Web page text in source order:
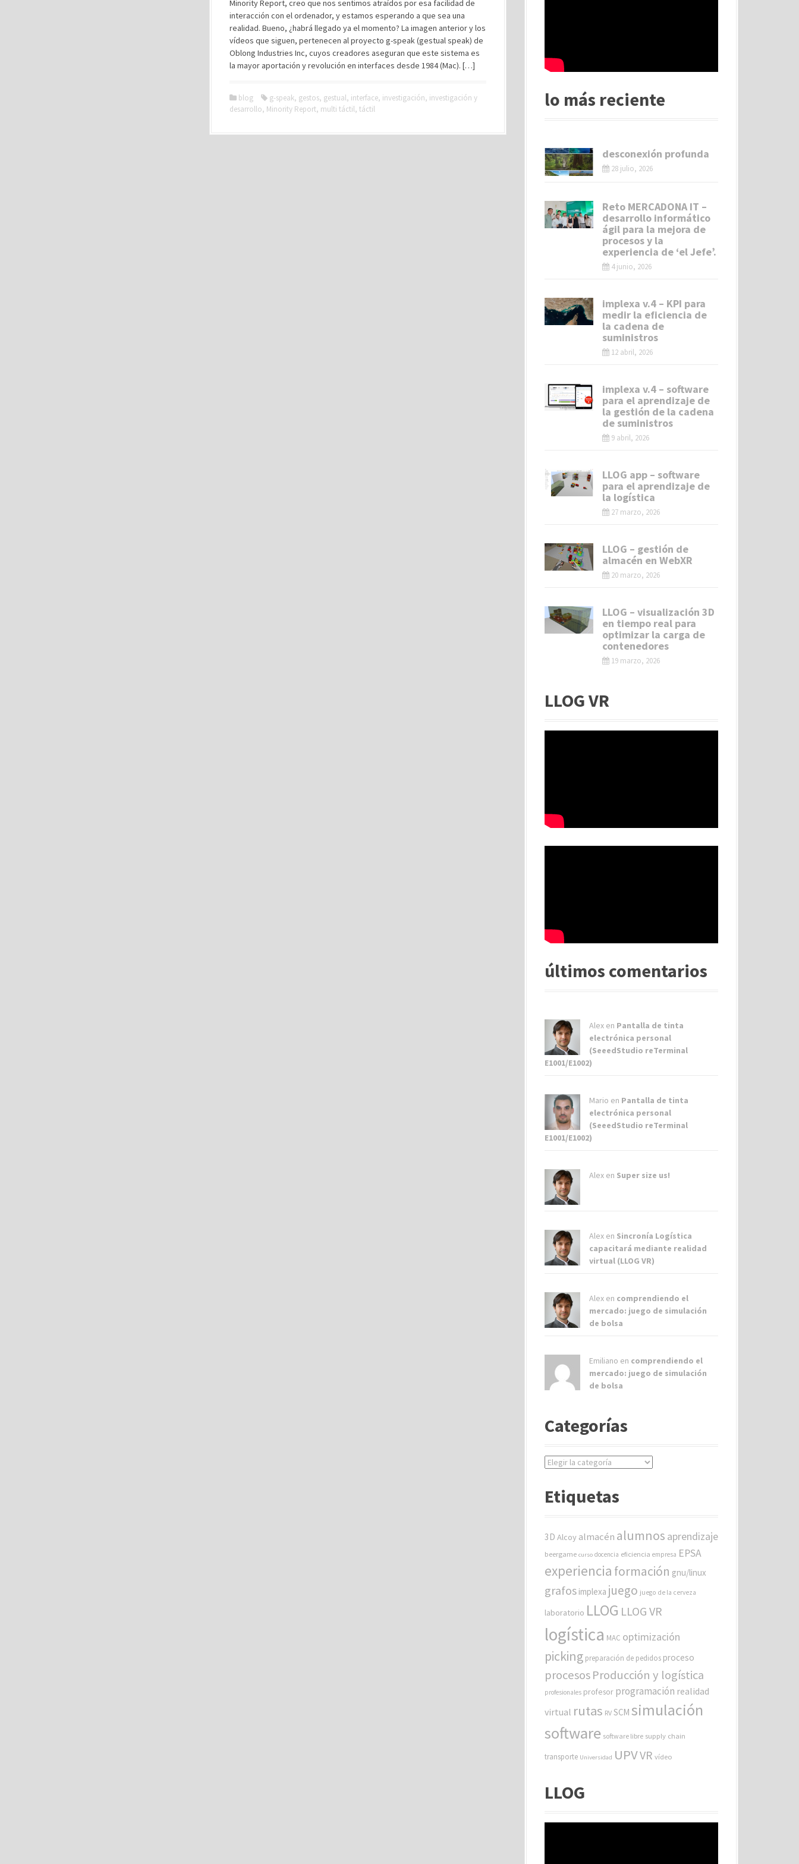
Minority Report, creo que nos sentimos atraídos por esa facilidad de
interacción con el ordenador, y estamos esperando a que sea una
realidad. Bueno, ¿habrá llegado ya el momento? La imagen anterior y los
vídeos que siguen, pertenecen al proyecto g-speak (gestual speak) de
Oblong Industries Inc, cuyos creadores aseguran que este sistema es
la mayor aportación y revolución en interfaces desde 1984 (Mac). […]
blog g-speak, gestos, gestual, interface, investigación, investigación y
desarrollo, Minority Report, multi táctil, táctil lo más reciente
desconexión profunda
28 julio, 2026
Reto MERCADONA IT –
desarrollo informático
ágil para la mejora de
procesos y la
experiencia de ‘el Jefe’.
4 junio, 2026
implexa v.4 – KPI para
medir la eficiencia de
la cadena de
suministros
12 abril, 2026
implexa v.4 – software
para el aprendizaje de
la gestión de la cadena
de suministros
9 abril, 2026
LLOG app – software
para el aprendizaje de
la logística
27 marzo, 2026
LLOG – gestión de
almacén en WebXR
20 marzo, 2026
LLOG – visualización 3D
en tiempo real para
optimizar la carga de
contenedores
19 marzo, 2026
LLOG VR
últimos comentarios
Alex en Pantalla de tinta
electrónica personal
(SeeedStudio reTerminal
E1001/E1002)
Mario en Pantalla de tinta
electrónica personal
(SeeedStudio reTerminal
E1001/E1002)
Alex en Super size us!
Alex en Sincronía Logística
capacitará mediante realidad
virtual (LLOG VR)
Alex en comprendiendo el
mercado: juego de simulación
de bolsa
Emiliano en comprendiendo el
mercado: juego de simulación
de bolsa
Categorías
C
e
r
s
Etiquetas
3D Alcoy almacén alumnos aprendizaje
beergame curso docencia eficiencia empresa EPSA
experiencia formación gnu/linux
grafos implexa juego juego de la cerveza
laboratorio LLOG LLOG VR
logística MAC optimización
picking preparación de pedidos proceso
procesosProducción y logística
profesionales profesor programación realidad
virtual rutas RV SCM simulación
software software libre supply chain
transporte Universidad UPVVR vídeo
LLOG